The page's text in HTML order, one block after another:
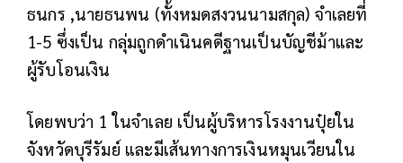
ธนกร ,นายธนพน (ทั้งหมดสงวนนามสกุล) จำเลยที่
1-5 ซึ่งเป็น กลุ่มถูกดำเนินคดีฐานเป็นบัญชีม้าและ
ผู้รับโอนเงิน
โดยพบว่า 1 ในจำเลย เป็นผู้บริหารโรงงานปุ๋ยใน
จังหวัดบุรีรัมย์ และมีเส้นทางการเงินหมุนเวียนใน